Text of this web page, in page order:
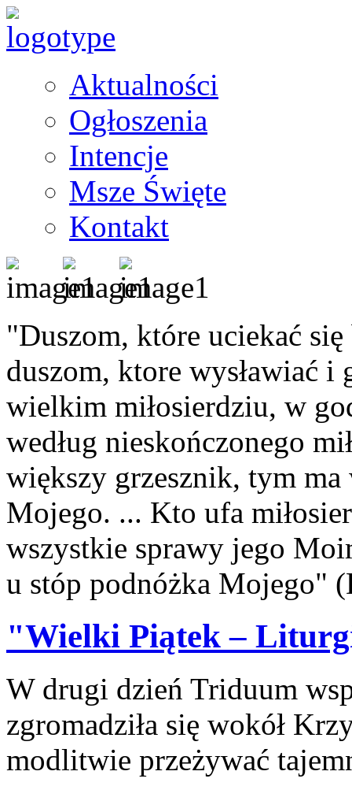
Aktualności
Ogłoszenia
Intencje
Msze Święte
Kontakt
"Duszom, które uciekać
duszom, ktore wysławiać
wielkim miłosierdziu, w
według nieskończonego
większy grzesznik, tym ma
Mojego. ... Kto ufa
wszystkie sprawy jego
u stóp podnóżka Mojego"
"Wielki Piątek –
W drugi dzień Triduum
zgromadziła się wokół
modlitwie przeżywać